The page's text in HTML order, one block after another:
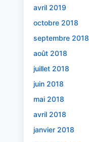
avril 2019
octobre 2018
septembre 2018
août 2018
juillet 2018
juin 2018
mai 2018
avril 2018
janvier 2018